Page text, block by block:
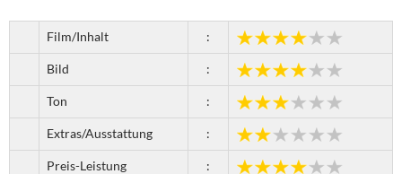
Film/Inhalt :
Bild :
Ton :
Extras/Ausstattung :
Preis-Leistung :